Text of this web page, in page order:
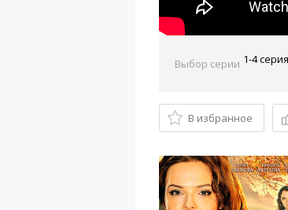
Выбор серии
В избранное